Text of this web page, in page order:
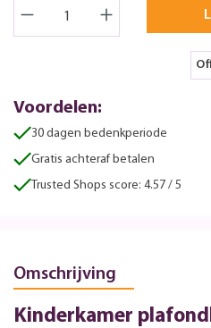
Voordelen:
30 dagen bedenkperiode
Gratis achteraf betalen
Trusted Shops score: 4.57 / 5
Omschrijving
Kinderkamer